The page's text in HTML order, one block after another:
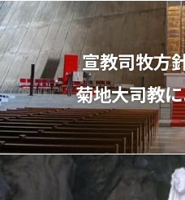
宣教司牧⽅
菊地⼤司教